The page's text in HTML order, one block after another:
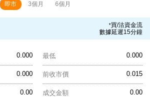
即市 3個月 6個月
*買/沽資金流
數據延遲15分鐘
0.000 0.000
最低
0.000 0.015
前收市價
0.00 0.00
成交金額